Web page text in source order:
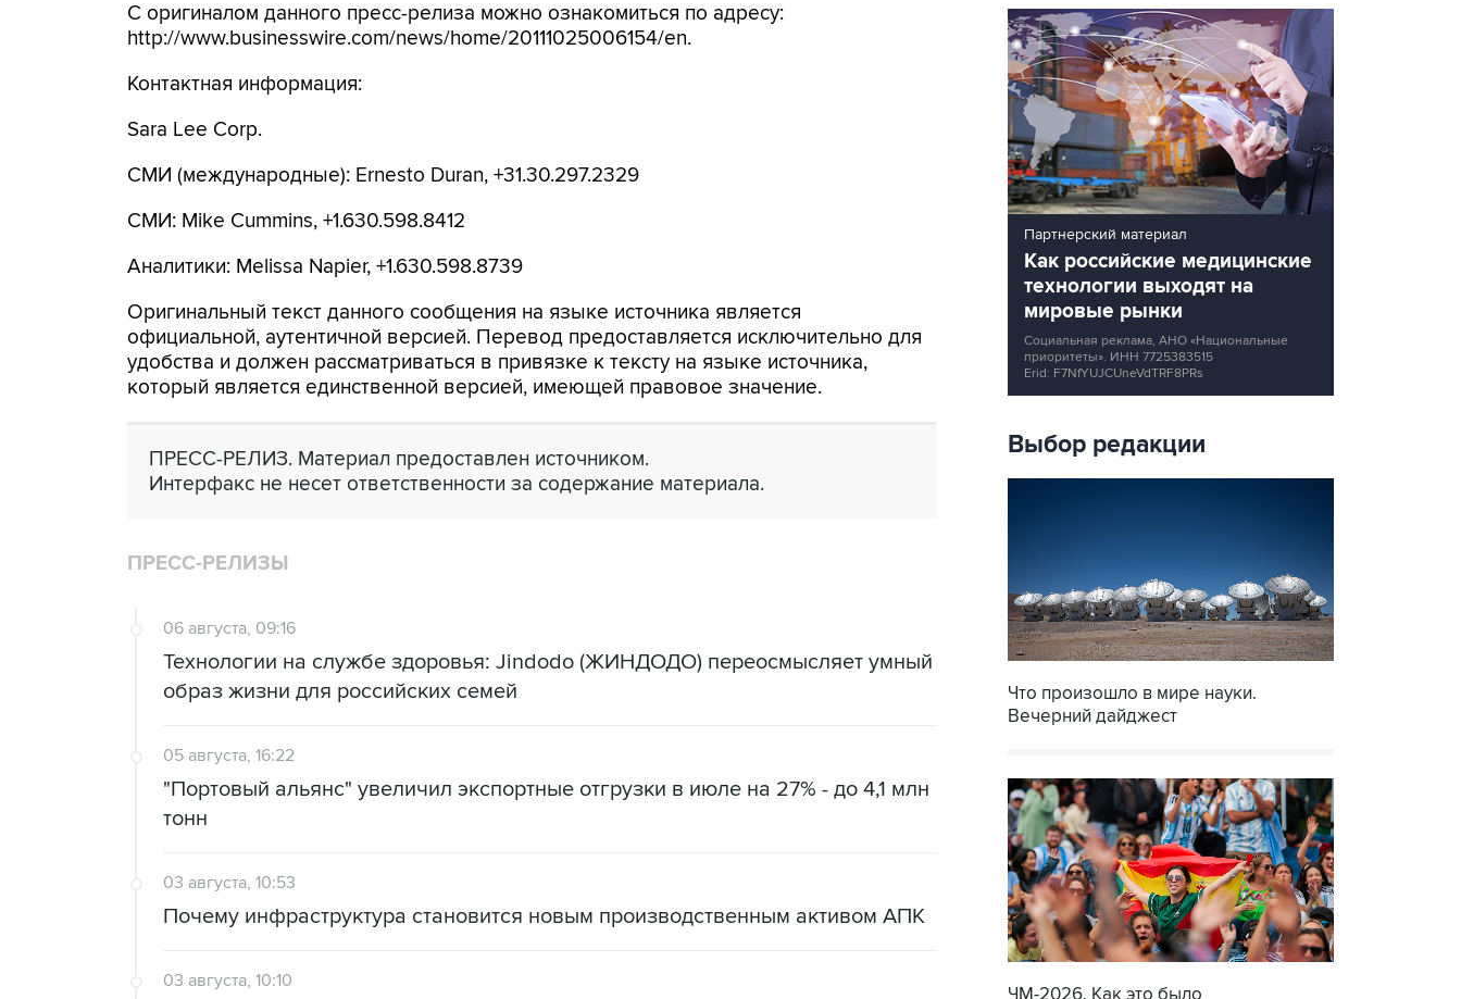
С оригиналом данного пресс-релиза можно ознакомиться по адресу:
http://www.businesswire.com/news/home/20111025006154/en.
Контактная информация:
Sara Lee Corp.
СМИ (международные): Ernesto Duran, +31.30.297.2329
СМИ: Mike Cummins, +1.630.598.8412
Аналитики: Melissa Napier, +1.630.598.8739
Оригинальный текст данного сообщения на языке источника является
официальной, аутентичной версией. Перевод предоставляется исключительно для
удобства и должен рассматриваться в привязке к тексту на языке источника,
который является единственной версией, имеющей правовое значение.
ПРЕСС-РЕЛИЗ. Материал предоставлен источником.
Интерфакс не несет ответственности за содержание материала.
ПРЕСС-РЕЛИЗЫ
06 августа, 09:16
Технологии на службе здоровья: Jindodo (ЖИНДОДО) переосмысляет умный
образ жизни для российских семей
05 августа, 16:22
"Портовый альянс" увеличил экспортные отгрузки в июле на 27% - до 4,1 млн
тонн
03 августа, 10:53
Почему инфраструктура становится новым производственным активом АПК
03 августа, 10:10
Партнерский материал
Как российские медицинские
технологии выходят на
мировые рынки
Социальная реклама, АНО «Национальные
приоритеты». ИНН 7725383515
Erid: F7NfYUJCUneVdTRF8PRs
Выбор редакции
Что произошло в мире науки.
Вечерний дайджест